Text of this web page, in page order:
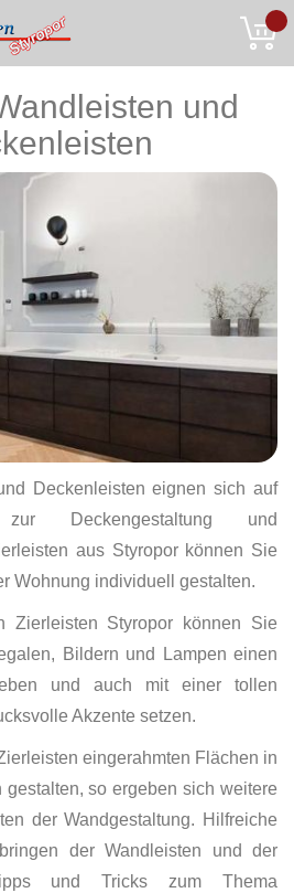
und
Deckenleisten eignen sich auf
Deckengestaltung und
aus Styropor können Sie
Wohnung individuell gestalten.
Zierleisten Styropor können Sie
Bildern und Lampen einen
und auch mit einer tollen
Akzente setzen.
eingerahmten Flächen in
so ergeben sich weitere
der Wandgestaltung. Hilfreiche
der Wandleisten und der
und Tricks zum Thema